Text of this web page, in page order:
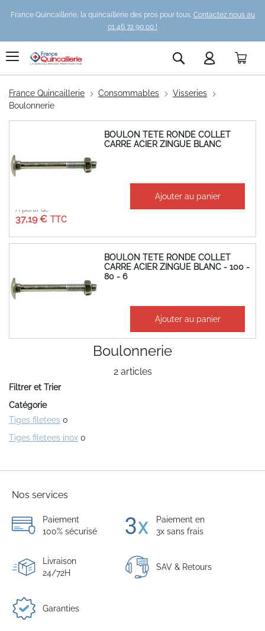
France Quincaillerie, la quincaillerie des pros pour tous. Contactez nous au
01 46 72 90 00 !
Rechercher
France Quincaillerie Consommables
Visseries
Boulonnerie
2articles
Boulonnerie
BOULON TETE RONDE COLLET
CARRE ACIER ZINGUE BLANC
À partir de
37,19 €
Ajouter au panier
BOULON TETE RONDE COLLET
CARRE ACIER ZINGUE BLANC - 100 -
80 - 6
Ajouter au panier
Filtrer et Trier
Catégorie
Tiges filetees 0
Tiges filetees inox 0
Nos services
Paiement
100% sécurisé
Paiement en
3x sans frais
Livraison
24/72H
SAV & Retours
Garanties